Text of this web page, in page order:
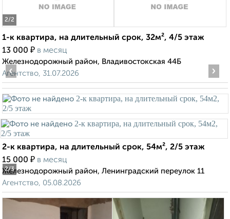
2/2
1-к квартира, на длительный срок, 32м², 4/5 этаж
13 000 ₽ в месяц
Железнодорожный район, Владивостокская 44Б
Агентство, 31.07.2026
2/3
‹ ›
2-к квартира, на длительный срок, 54м², 2/5 этаж
15 000 ₽ в месяц
Железнодорожный район, Ленинградский переулок 11
Агентство, 05.08.2026